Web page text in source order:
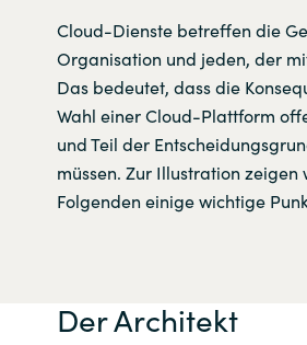
Portugal
Qatar
Romania
Serbia
Singapore
Cloud-Dienste betreffen die
Organisation und jeden, der
Das bedeutet, dass die
Wahl einer Cloud-Plattform
und Teil der
müssen. Zur Illustration zeigen
Folgenden einige wichtige
Der Architekt